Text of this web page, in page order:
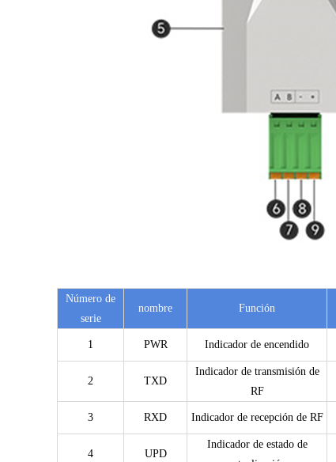
Número de
serie
nombre Función
1 PWR Indicador de encendido
2 TXD
Indicador de transmisión de
RF
3 RXD Indicador de recepción de RF
4 UPD
Indicador de estado de